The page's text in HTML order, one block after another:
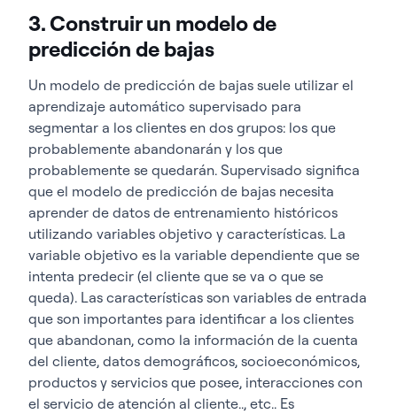
3. Construir un modelo de
predicción de bajas
Un modelo de predicción de bajas suele utilizar el
aprendizaje automático supervisado para
segmentar a los clientes en dos grupos: los que
probablemente abandonarán y los que
probablemente se quedarán. Supervisado significa
que el modelo de predicción de bajas necesita
aprender de datos de entrenamiento históricos
utilizando variables objetivo y características. La
variable objetivo es la variable dependiente que se
intenta predecir (el cliente que se va o que se
queda). Las características son variables de entrada
que son importantes para identificar a los clientes
que abandonan, como la información de la cuenta
del cliente, datos demográficos, socioeconómicos,
productos y servicios que posee, interacciones con
el servicio de atención al cliente.., etc.. Es